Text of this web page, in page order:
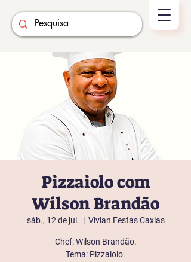
Pizzaiolo com
Wilson Brandão
sáb., 12 de jul.
  |
Vivian Festas Caxias
Chef: Wilson Brandão.
Tema: Pizzaiolo.